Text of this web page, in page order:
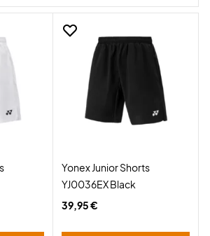
Yonex Junior Shorts
YJ0036EX Black
39,95 €